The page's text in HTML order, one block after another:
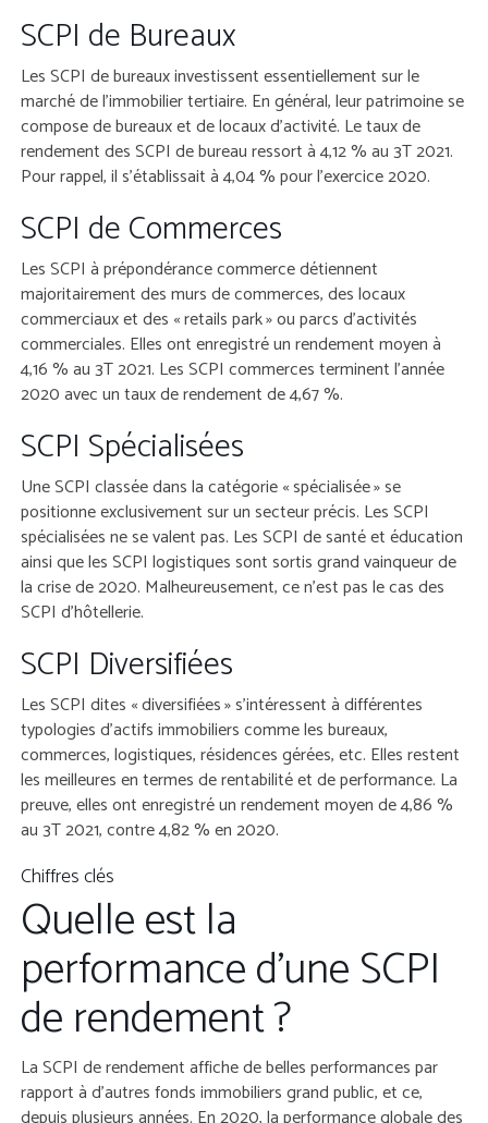
SCPI de Bureaux
Les SCPI de bureaux investissent essentiellement sur le
marché de l’immobilier tertiaire. En général, leur patrimoine se
compose de bureaux et de locaux d’activité. Le taux de
rendement des SCPI de bureau ressort à 4,12 % au 3T 2021.
Pour rappel, il s’établissait à 4,04 % pour l’exercice 2020.
SCPI de Commerces
Les SCPI à prépondérance commerce détiennent
majoritairement des murs de commerces, des locaux
commerciaux et des « retails park » ou parcs d’activités
commerciales. Elles ont enregistré un rendement moyen à
4,16 % au 3T 2021. Les SCPI commerces terminent l’année
2020 avec un taux de rendement de 4,67 %.
SCPI Spécialisées
Une SCPI classée dans la catégorie « spécialisée » se
positionne exclusivement sur un secteur précis. Les SCPI
spécialisées ne se valent pas. Les SCPI de santé et éducation
ainsi que les SCPI logistiques sont sortis grand vainqueur de
la crise de 2020. Malheureusement, ce n’est pas le cas des
SCPI d’hôtellerie.
SCPI Diversifiées
Les SCPI dites « diversifiées » s’intéressent à différentes
typologies d’actifs immobiliers comme les bureaux,
commerces, logistiques, résidences gérées, etc. Elles restent
les meilleures en termes de rentabilité et de performance. La
preuve, elles ont enregistré un rendement moyen de 4,86 %
au 3T 2021, contre 4,82 % en 2020.
Chiffres clés
Quelle est la
performance d’une SCPI
de rendement ?
La SCPI de rendement affiche de belles performances par
rapport à d’autres fonds immobiliers grand public, et ce,